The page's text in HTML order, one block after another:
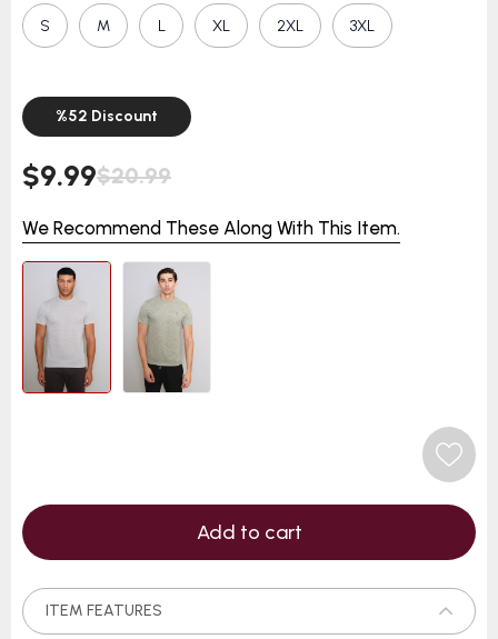
S M L XL 2XL 3XL
%52 Discount
$20.99
$9.99
We Recommend These Along With This Item.
ITEM FEATURES